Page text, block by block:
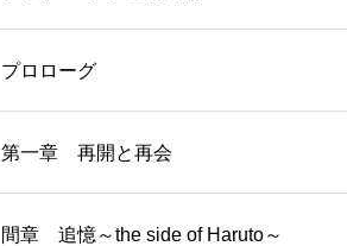
プロローグ
第一章 再開と再会
間章 追憶～the side of Haruto～